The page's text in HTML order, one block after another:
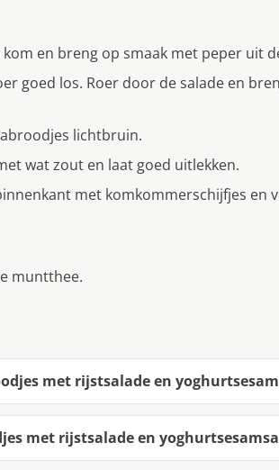
en breng op smaak met peper uit
goed los. Roer door de salade en
lichtbruin.
wat zout en laat goed uitlekken.
met komkommerschijfjes en
muntthee.
met rijstsalade en
met rijstsalade en